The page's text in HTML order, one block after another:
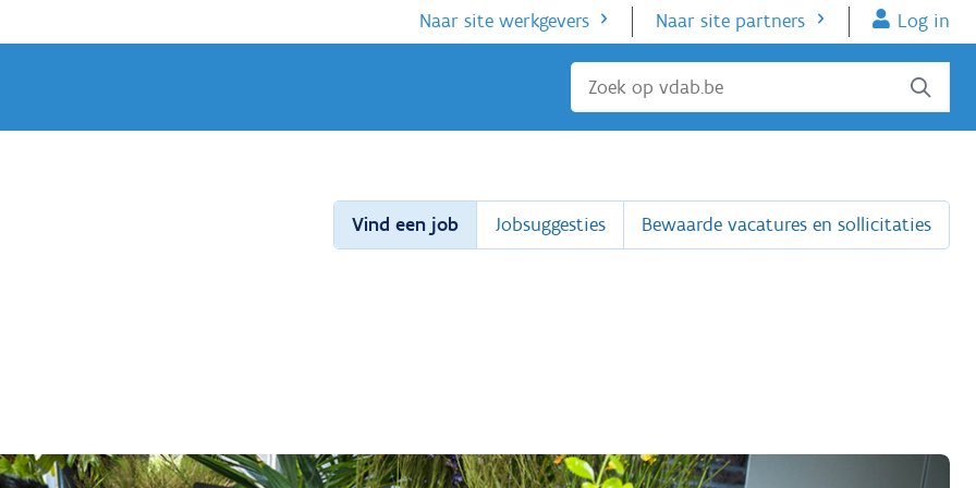
Naar site werkgevers Naar site partners Log in
Sluiten
Vind een job Jobsuggesties Bewaarde vacatures en sollicitaties